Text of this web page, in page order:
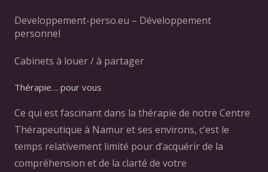
Developpement-perso.eu – Développement
personnel
Cabinets à louer / à partager
Thérapie… pour vous
Ce qui est fascinant dans la thérapie de notre Centre
Thérapeutique à Namur et ses environs, c’est le
temps relativement limité pour d’acquérir de la
compréhension et de la clarté de votre